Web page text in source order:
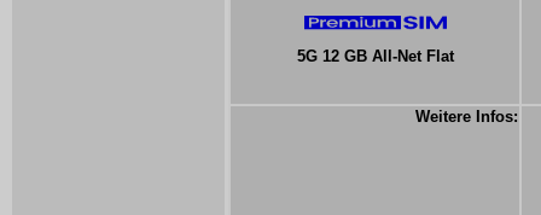
5G 12 GB All-Net Flat
Weitere Infos: